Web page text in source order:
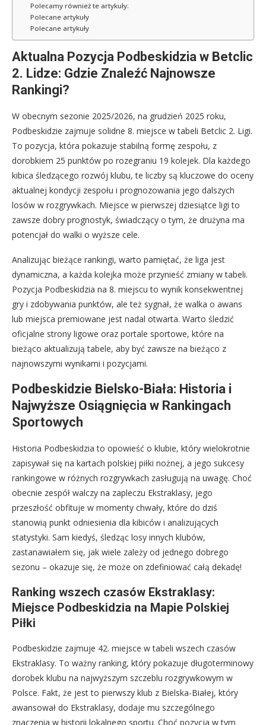
Polecamy również te artykuły:
Polecane artykuły
Polecane artykuły
Aktualna Pozycja Podbeskidzia w Betclic
2. Lidze: Gdzie Znaleźć Najnowsze
Rankingi?
W obecnym sezonie 2025/2026, na grudzień 2025 roku,
Podbeskidzie zajmuje solidne 8. miejsce w tabeli Betclic 2. Ligi.
To pozycja, która pokazuje stabilną formę zespołu, z
dorobkiem 25 punktów po rozegraniu 19 kolejek. Dla każdego
kibica śledzącego rozwój klubu, te liczby są kluczowe do oceny
aktualnej kondycji zespołu i prognozowania jego dalszych
losów w rozgrywkach. Miejsce w pierwszej dziesiątce ligi to
zawsze dobry prognostyk, świadczący o tym, że drużyna ma
potencjał do walki o wyższe cele.
Analizując bieżące rankingi, warto pamiętać, że liga jest
dynamiczna, a każda kolejka może przynieść zmiany w tabeli.
Pozycja Podbeskidzia na 8. miejscu to wynik konsekwentnej
gry i zdobywania punktów, ale też sygnał, że walka o awans
lub miejsca premiowane jest nadal otwarta. Warto śledzić
oficjalne strony ligowe oraz portale sportowe, które na
bieżąco aktualizują tabele, aby być zawsze na bieżąco z
najnowszymi wynikami i pozycjami.
Podbeskidzie Bielsko-Biała: Historia i
Najwyższe Osiągnięcia w Rankingach
Sportowych
Historia Podbeskidzia to opowieść o klubie, który wielokrotnie
zapisywał się na kartach polskiej piłki nożnej, a jego sukcesy
rankingowe w różnych rozgrywkach zasługują na uwagę. Choć
obecnie zespół walczy na zapleczu Ekstraklasy, jego
przeszłość obfituje w momenty chwały, które do dziś
stanowią punkt odniesienia dla kibiców i analizujących
statystyki. Sam kiedyś, śledząc losy innych klubów,
zastanawiałem się, jak wiele zależy od jednego dobrego
sezonu – okazuje się, że może on zdefiniować całą dekadę!
Ranking wszech czasów Ekstraklasy:
Miejsce Podbeskidzia na Mapie Polskiej
Piłki
Podbeskidzie zajmuje 42. miejsce w tabeli wszech czasów
Ekstraklasy. To ważny ranking, który pokazuje długoterminowy
dorobek klubu na najwyższym szczeblu rozgrywkowym w
Polsce. Fakt, że jest to pierwszy klub z Bielska-Białej, który
awansował do Ekstraklasy, dodaje mu szczególnego
znaczenia w historii lokalnego sportu. Choć pozycja w tym